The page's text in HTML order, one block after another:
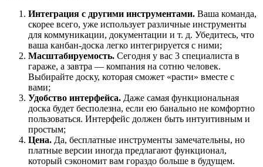
Интеграция с другими инструментами. Ваша команда,
скорее всего, уже использует различные инструменты
для коммуникации, документации и т. д. Убедитесь, что
ваша канбан-доска легко интегрируется с ними;
Масштабируемость. Сегодня у вас 3 специалиста в
гараже, а завтра — компания на сотню человек.
Выбирайте доску, которая сможет «расти» вместе с
вами;
Удобство интерфейса. Даже самая функциональная
доска будет бесполезна, если ею банально не комфортно
пользоваться. Интерфейс должен быть интуитивным и
простым;
Цена. Да, бесплатные инструменты замечательны, но
платные версии иногда предлагают функционал,
который сэкономит вам гораздо больше в будущем.